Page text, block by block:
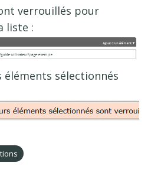
verrouillés pour
liste :
éléments sélectionnés